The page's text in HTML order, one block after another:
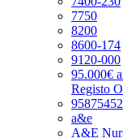
7750
8200
8600-174
9120-000
95.000€
Registo
a&e
A&E